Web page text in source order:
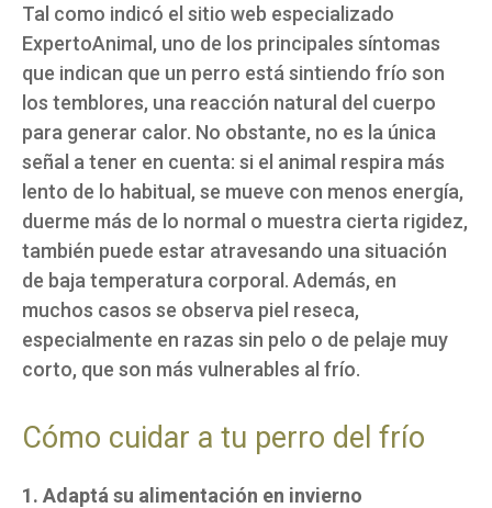
Tal como indicó el sitio web especializado
ExpertoAnimal, uno de los principales síntomas
que indican que un perro está sintiendo frío son
los temblores, una reacción natural del cuerpo
para generar calor. No obstante, no es la única
señal a tener en cuenta: si el animal respira más
lento de lo habitual, se mueve con menos energía,
duerme más de lo normal o muestra cierta rigidez,
también puede estar atravesando una situación
de baja temperatura corporal. Además, en
muchos casos se observa piel reseca,
especialmente en razas sin pelo o de pelaje muy
corto, que son más vulnerables al frío.
Cómo cuidar a tu perro del frío
1. Adaptá su alimentación en invierno